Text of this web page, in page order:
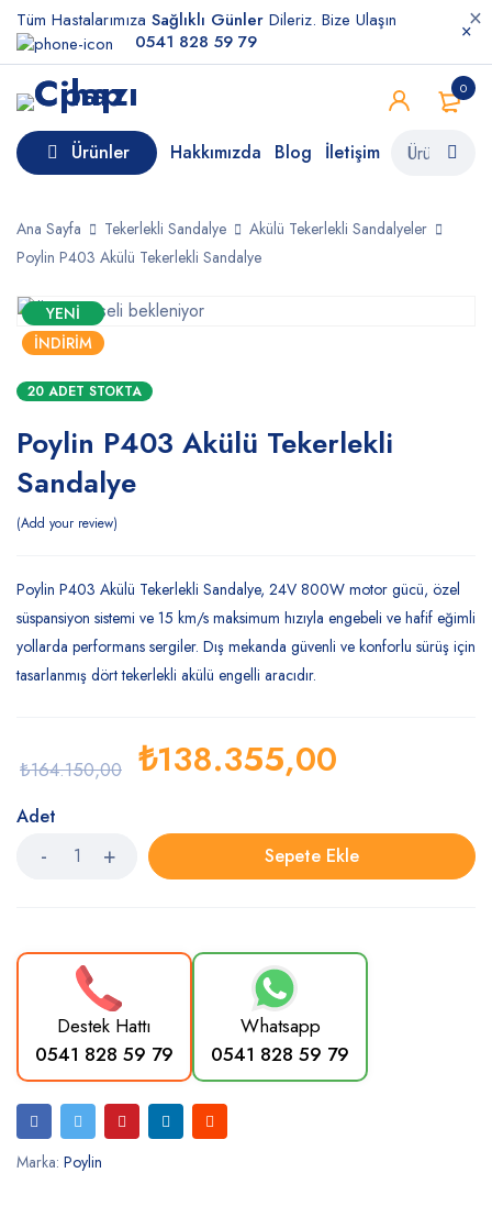
Tüm Hastalarımıza Sağlıklı Günler Dileriz. Bize Ulaşın
0541 828 59 79
0
Ürünler Hakkımızda Blog İletişim
Ana Sayfa Tekerlekli Sandalye
Akülü Tekerlekli Sandalyeler
Poylin P403 Akülü Tekerlekli Sandalye
YENI
İNDIRIM
20 ADET STOKTA
Poylin P403 Akülü Tekerlekli
Sandalye
Add your review
Poylin P403 Akülü Tekerlekli Sandalye, 24V 800W motor gücü, özel
süspansiyon sistemi ve 15 km/s maksimum hızıyla engebeli ve hafif eğimli
yollarda performans sergiler. Dış mekanda güvenli ve konforlu sürüş için
tasarlanmış dört tekerlekli akülü engelli aracıdır.
₺164.150,00 ₺138.355,00
Adet
Sepete Ekle
Destek Hattı
0541 828 59 79
Whatsapp
0541 828 59 79
Marka: Poylin